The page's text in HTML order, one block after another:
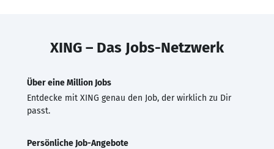
XING – Das Jobs-Netzwerk
Über eine Million Jobs
Entdecke mit XING genau den Job, der wirklich zu Dir
passt.
Persönliche Job-Angebote